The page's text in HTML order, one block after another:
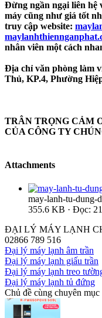
Đừng ngần ngại liên hệ
máy cũng như giá tốt
truy cập website:
nhân viên một cách
Địa chỉ văn phòng làm
Thủ, KP.4, Phường
TRÂN TRỌNG CẢM
CỦA CÔNG TY
Attachments
may-lanh-tu-dung-
355.6 KB · Đọc: 21
ĐẠI LÝ MÁY LẠNH
02866 789 516
Đại lý máy lạnh âm trần
Đại lý máy lạnh giấu trần
Đại lý máy lạnh treo
Đại lý máy lạnh tủ đứng
Chủ đề cùng chuyên mục